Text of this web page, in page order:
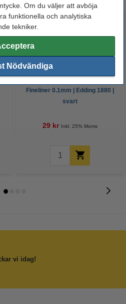
Om du väljer att avböja
funktionella och analytiska
tekniker.
Nödvändiga
Fineliner 0.1mm | Edding 1880 |
svart
29 kr Inkl. 25% Moms
vi idag!